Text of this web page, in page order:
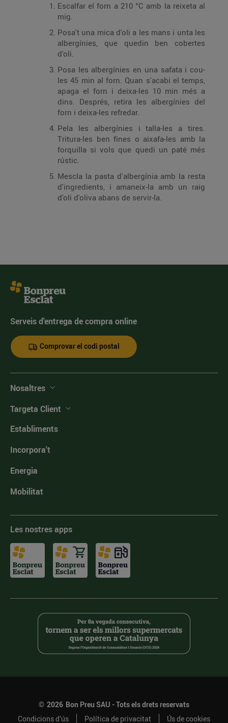
Escalfar el forn a 210 °C amb la reixeta al
mig.
Posa't una mica d'oli a les mans i unta les
albergínies, que quedin ben cobertes
d'oli.
Posa les albergínies en una safata i cou-
les 45 min al forn. Quan s'acabi el temps,
apaga el forn i deixa-les 10 min més a
dins. Després, retira les albergínies del
forn i deixa-les refredar.
Pela les albergínies i talla-les a tires.
Tritura-les ben fines o aixafa-les amb la
forquilla si vols que quedi un paté més
rústic.
Mescla la pasta d'albergínia amb la resta
d'ingredients, i amaneix-la amb un raig
d'oli d'oliva abans de servir-la.
Serveis d'entrega de compra online
Comprovar el codi postal
Nosaltres
Targeta Client
Establiments
Incorpora't
Energia
Mobilitat
Les nostres apps
© 2026 Bon Preu SAU - Tots els drets reservats
Condicions d’ús
Política de privacitat Ús de cookies